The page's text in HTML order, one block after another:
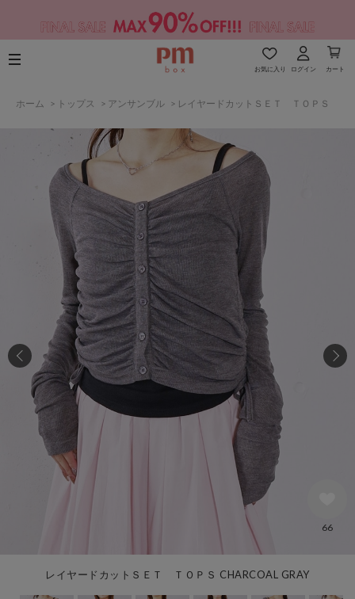
お気に入り ログイン カート
ホーム > トップス > アンサンブル > レイヤードカットＳＥＴ ＴＯＰＳ
レイヤードカットＳＥＴ ＴＯＰＳ CHARCOAL GRAY
66